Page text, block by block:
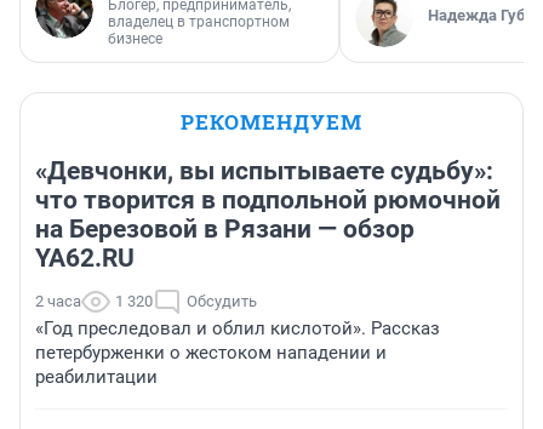
Блогер, предприниматель,
владелец в транспортном
бизнесе
Надежда
РЕКОМЕНДУЕМ
«Девчонки, вы испытываете судьбу»:
что творится в подпольной рюмочной
на Березовой в Рязани — обзор
YA62.RU
2 часа 1 320 Обсудить
«Год преследовал и облил кислотой». Рассказ
петербурженки о жестоком нападении и
реабилитации